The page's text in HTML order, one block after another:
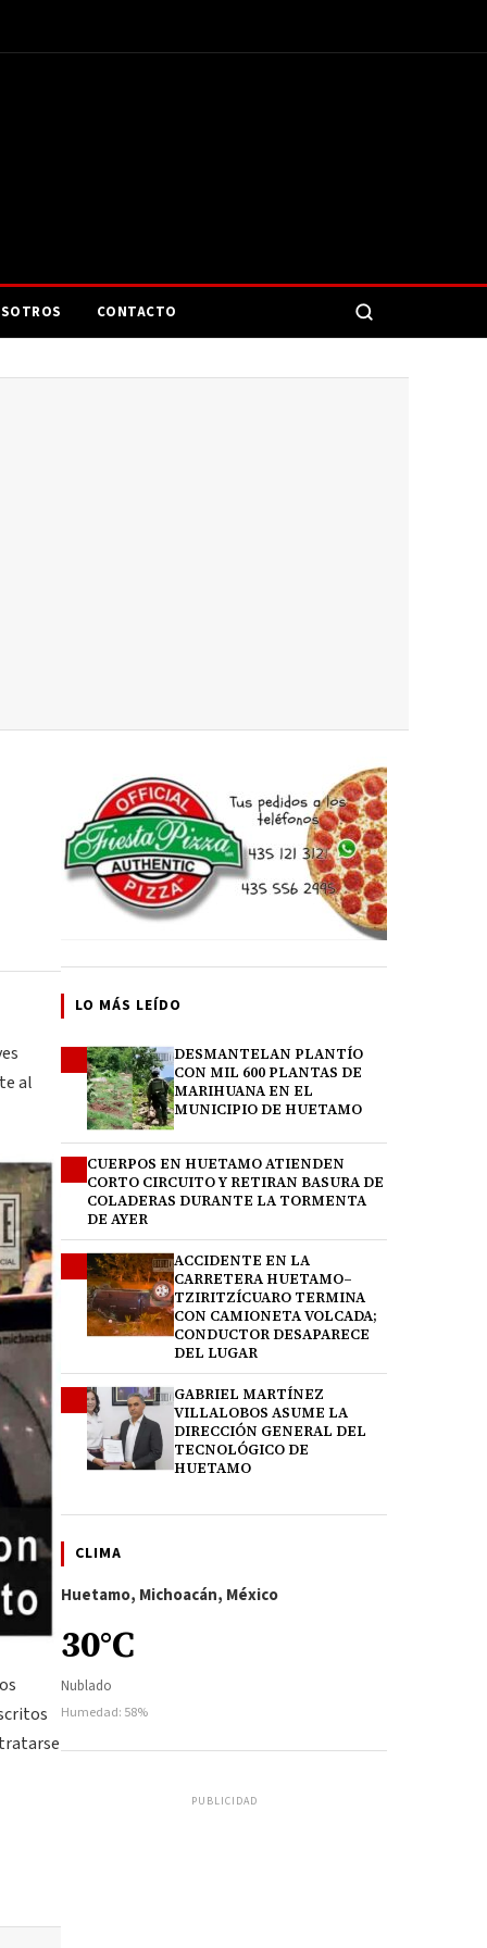
CONTACTO
al
LO MÁS LEÍDO
DESMANTELAN PLANTÍO
CON MIL 600 PLANTAS DE
MARIHUANA EN EL
MUNICIPIO DE HUETAMO
CUERPOS EN HUETAMO ATIENDEN
CORTO CIRCUITO Y RETIRAN BASURA DE
COLADERAS DURANTE LA TORMENTA
DE AYER
ACCIDENTE EN LA
CARRETERA HUETAMO–
TZIRITZÍCUARO TERMINA
CON CAMIONETA VOLCADA;
CONDUCTOR DESAPARECE
DEL LUGAR
GABRIEL MARTÍNEZ
VILLALOBOS ASUME LA
DIRECCIÓN GENERAL DEL
TECNOLÓGICO DE
HUETAMO
CLIMA
Huetamo, Michoacán, México
30°C
Nublado
Humedad: 58%
PUBLICIDAD